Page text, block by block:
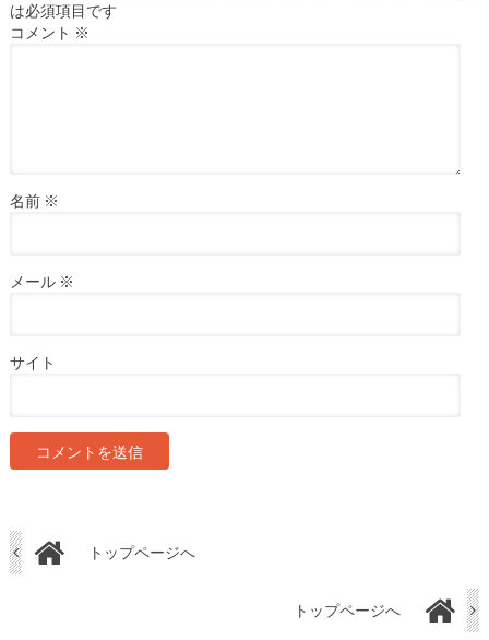
は必須項目です
コメント ※
名前 ※
メール ※
サイト
トップページへ
トップページへ